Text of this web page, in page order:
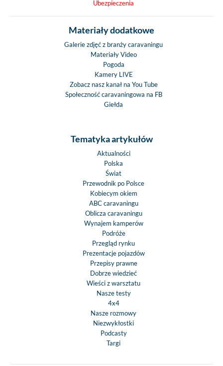
Ubezpieczenia
Materiały dodatkowe
Galerie zdjęć z branży caravaningu
Materiały Video
Pogoda
Kamery LIVE
Zobacz nasz kanał na You Tube
Społeczność caravaningowa na FB
Giełda
Tematyka artykułów
Aktualności
Polska
Świat
Przewodnik po Polsce
Kobiecym okiem
ABC caravaningu
Oblicza caravaningu
Wynajem kamperów
Podróże
Przegląd rynku
Prezentacje pojazdów
Przepisy prawne
Dobrze wiedzieć
Wieści z warsztatu
Nasze testy
4x4
Nasze rozmowy
Niezwykłostki
Podcasty
Targi